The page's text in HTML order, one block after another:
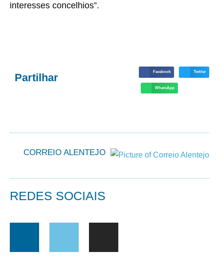
interesses concelhios”.
Partilhar Facebook Twitter
WhatsApp
CORREIO ALENTEJO
REDES SOCIAIS